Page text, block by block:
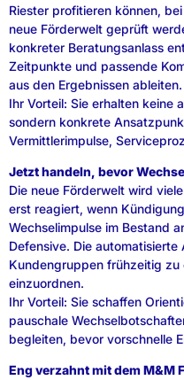
Riester profitieren können,
neue Förderwelt geprüft
konkreter Beratungsanlass
Zeitpunkte und passende
aus den Ergebnissen ableiten.
Ihr Vorteil: Sie erhalten keine
sondern konkrete
Vermittlerimpulse,
Jetzt handeln, bevor
Die neue Förderwelt wird
erst reagiert, wenn
Wechselimpulse im Bestand
Defensive. Die
Kundengruppen frühzeitig
einzuordnen.
Ihr Vorteil: Sie schaffen
pauschale
begleiten, bevor vorschnelle
Eng verzahnt mit dem M&M